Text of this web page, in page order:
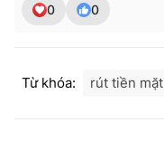
0 0
Từ khóa: rút tiền mặt